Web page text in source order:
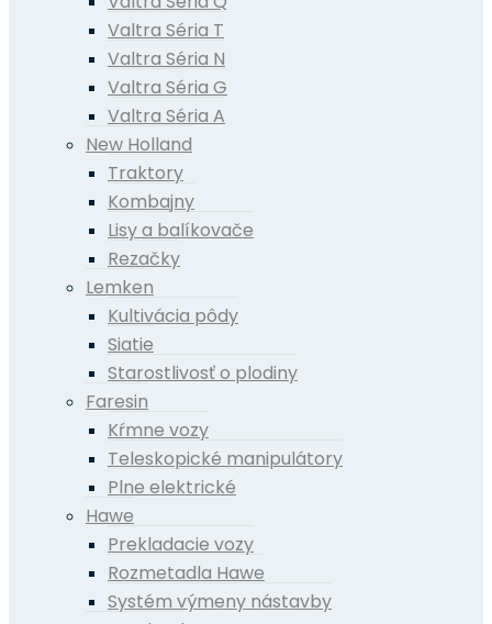
Valtra Séria T
Valtra Séria N
Valtra Séria G
Valtra Séria A
New Holland
Traktory
Kombajny
Lisy a balíkovače
Rezačky
Lemken
Kultivácia pôdy
Siatie
Starostlivosť o plodiny
Faresin
Kŕmne vozy
Teleskopické manipulátory
Plne elektrické
Hawe
Prekladacie vozy
Rozmetadla Hawe
Systém výmeny nástavby